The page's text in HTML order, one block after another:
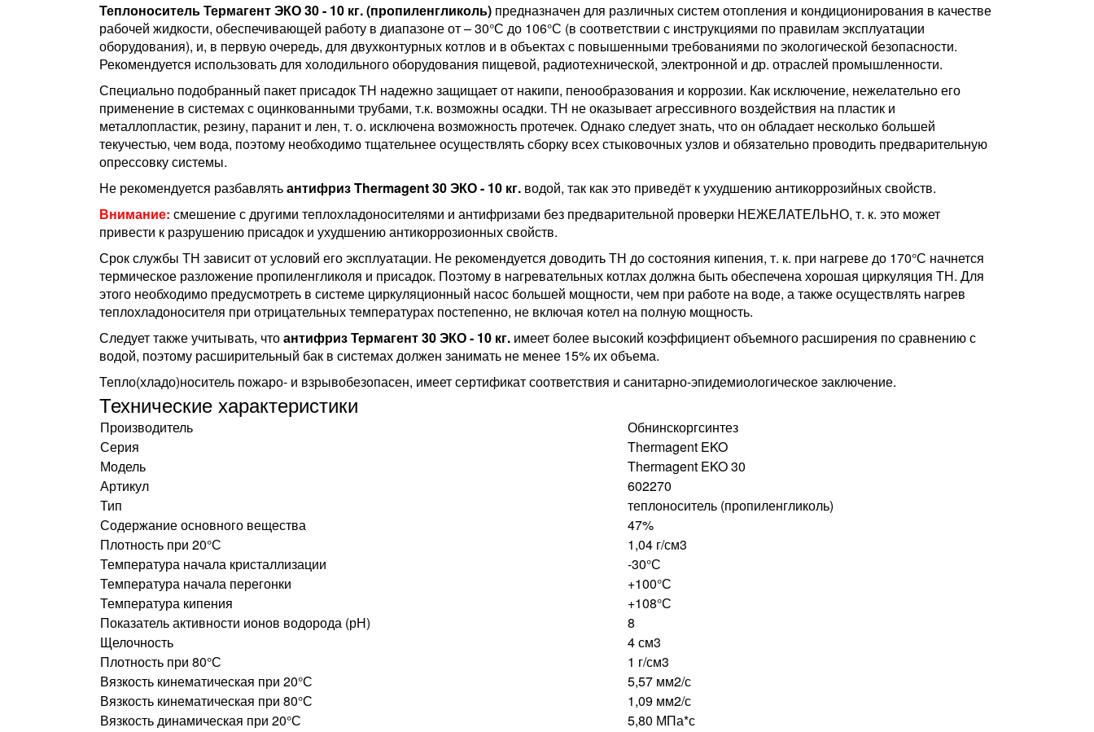
Теплоноситель Термагент ЭКО 30 - 10 кг. (пропиленгликоль) предназначен для различных систем отопления и кондиционирования в качестве
рабочей жидкости, обеспечивающей работу в диапазоне от – 30°С до 106°С (в соответствии с инструкциями по правилам эксплуатации
оборудования), и, в первую очередь, для двухконтурных котлов и в объектах с повышенными требованиями по экологической безопасности.
Рекомендуется использовать для холодильного оборудования пищевой, радиотехнической, электронной и др. отраслей промышленности.
Специально подобранный пакет присадок ТН надежно защищает от накипи, пенообразования и коррозии. Как исключение, нежелательно его
применение в системах с оцинкованными трубами, т.к. возможны осадки. ТН не оказывает агрессивного воздействия на пластик и
металлопластик, резину, паранит и лен, т. о. исключена возможность протечек. Однако следует знать, что он обладает несколько большей
текучестью, чем вода, поэтому необходимо тщательнее осуществлять сборку всех стыковочных узлов и обязательно проводить предварительную
опрессовку системы.
Не рекомендуется разбавлятьантифриз Thermagent 30 ЭКО - 10 кг. водой, так как это приведёт к ухудшению антикоррозийных свойств.
Внимание: смешение с другими теплохладоносителями и антифризами без предварительной проверки НЕЖЕЛАТЕЛЬНО, т. к. это может
привести к разрушению присадок и ухудшению антикоррозионных свойств.
Срок службы ТН зависит от условий его эксплуатации. Не рекомендуется доводить ТН до состояния кипения, т. к. при нагреве до 170°С начнется
термическое разложение пропиленгликоля и присадок. Поэтому в нагревательных котлах должна быть обеспечена хорошая циркуляция ТН. Для
этого необходимо предусмотреть в системе циркуляционный насос большей мощности, чем при работе на воде, а также осуществлять нагрев
теплохладоносителя при отрицательных температурах постепенно, не включая котел на полную мощность.
Следует также учитывать, чтоантифризТермагент 30 ЭКО - 10 кг. имеет более высокий коэффициент объемного расширения по сравнению с
водой, поэтому расширительный бак в системах должен занимать не менее 15% их объема.
Тепло(хладо)носитель пожаро- и взрывобезопасен, имеет сертификат соответствия и санитарно-эпидемиологическое заключение.
Технические характеристики
Производитель
Обнинскоргсинтез
Серия
Thermagent EKO
Модель
Thermagent EKO 30
Артикул
602270
Тип
теплоноситель (пропиленгликоль)
Содержание основного вещества
47%
Плотность при 20°С
1,04 г/см3
Температура начала кристаллизации
-30°С
Температура начала перегонки
+100°С
Температура кипения
+108°С
Показатель активности ионов водорода (рН)
8
Щелочность
4см3
Плотность при 80°С
1 г/см3
Вязкость кинематическая при 20°С
5,57 мм2/с
Вязкость кинематическая при 80°С
1,09 мм2/с
Вязкость динамическая при 20°С
5,80 МПа*с